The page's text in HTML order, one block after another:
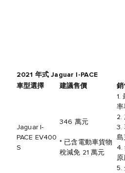
2021 年式 Jaguar I-PACE
車型選擇
建議售價 銷
Jaguar I-
PACE EV400
S
346 萬元
* 已含電動車貨物
稅減免 21 萬元
1.
率
2.
3.
島
4.
原
5.